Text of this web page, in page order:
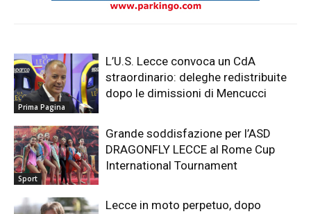
Prima Pagina
L’U.S. Lecce convoca un CdA
straordinario: deleghe redistribuite
dopo le dimissioni di Mencucci
Sport
Grande soddisfazione per l’ASD
DRAGONFLY LECCE al Rome Cup
International Tournament
Lecce in moto perpetuo, dopo